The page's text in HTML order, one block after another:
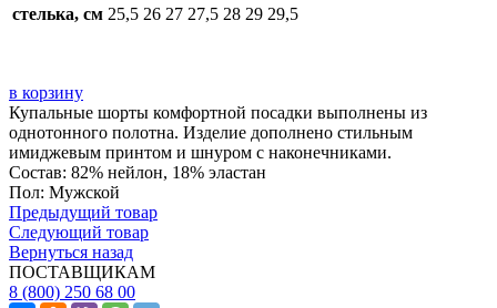
стелька, см 25,5 26 27 27,5 28 29 29,5
в корзину
Купальные шорты комфортной посадки выполнены из
однотонного полотна. Изделие дополнено стильным
имиджевым принтом и шнуром с наконечниками.
Состав: 82% нейлон, 18% эластан
Пол: Мужской
Предыдущий товар
Следующий товар
Вернуться назад
ПОСТАВЩИКАМ
8 (800) 250 68 00